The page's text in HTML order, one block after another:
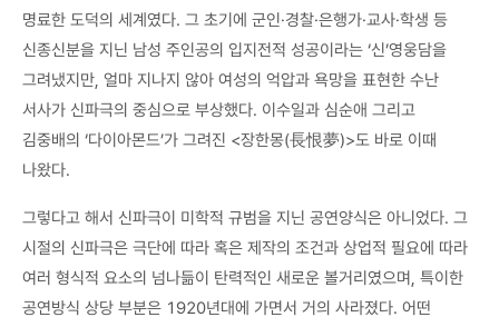
명료한 도덕의 세계였다. 그 초기에 군인·경찰·은행가·교사·학생 등
신종신분을 지닌 남성 주인공의 입지전적 성공이라는 ‘신’영웅담을
그려냈지만, 얼마 지나지 않아 여성의 억압과 욕망을 표현한 수난
서사가 신파극의 중심으로 부상했다. 이수일과 심순애 그리고
김중배의 ‘다이아몬드’가 그려진 <장한몽(長恨夢)>도 바로 이때
나왔다.
그렇다고 해서 신파극이 미학적 규범을 지닌 공연양식은 아니었다. 그
시절의 신파극은 극단에 따라 혹은 제작의 조건과 상업적 필요에 따라
여러 형식적 요소의 넘나듦이 탄력적인 새로운 볼거리였으며, 특이한
공연방식 상당 부분은 1920년대에 가면서 거의 사라졌다. 어떤